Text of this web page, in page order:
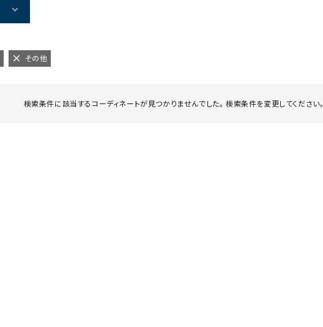
その他
検索条件に該当するコーディネートが見つかりませんでした。 検索条件を変更してください。